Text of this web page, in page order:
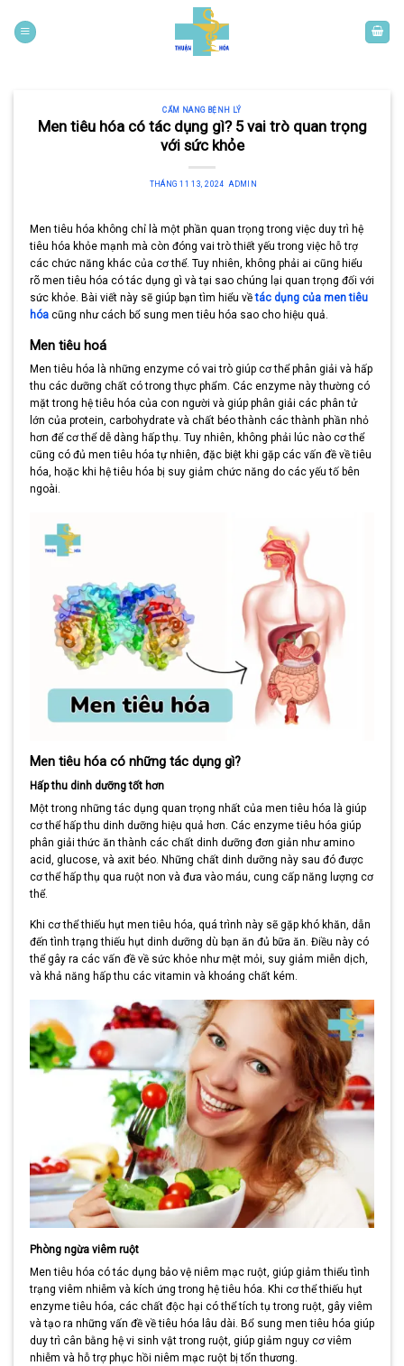
content
CẨM NANG BỆNH LÝ
Men tiêu hóa có tác dụng gì? 5 vai trò quan trọng
với sức khỏe
THÁNG 11 13, 2024 ADMIN
Men tiêu hóa không chỉ là một phần quan trọng trong việc duy trì hệ
tiêu hóa khỏe mạnh mà còn đóng vai trò thiết yếu trong việc hỗ trợ
các chức năng khác của cơ thể. Tuy nhiên, không phải ai cũng hiểu
rõ men tiêu hóa có tác dụng gì và tại sao chúng lại quan trọng đối với
sức khỏe. Bài viết này sẽ giúp bạn tìm hiểu vềtác dụng của men tiêu
hóa cũng như cách bổ sung men tiêu hóa sao cho hiệu quả.
Men tiêu hoá
Men tiêu hóa là những enzyme có vai trò giúp cơ thể phân giải và hấp
thu các dưỡng chất có trong thực phẩm. Các enzyme này thường có
mặt trong hệ tiêu hóa của con người và giúp phân giải các phân tử
lớn của protein, carbohydrate và chất béo thành các thành phần nhỏ
hơn để cơ thể dễ dàng hấp thụ. Tuy nhiên, không phải lúc nào cơ thể
cũng có đủ men tiêu hóa tự nhiên, đặc biệt khi gặp các vấn đề về tiêu
hóa, hoặc khi hệ tiêu hóa bị suy giảm chức năng do các yếu tố bên
ngoài.
Men tiêu hóa có những tác dụng gì?
Hấp thu dinh dưỡng tốt hơn
Một trong những tác dụng quan trọng nhất của men tiêu hóa là giúp
cơ thể hấp thu dinh dưỡng hiệu quả hơn. Các enzyme tiêu hóa giúp
phân giải thức ăn thành các chất dinh dưỡng đơn giản như amino
acid, glucose, và axit béo. Những chất dinh dưỡng này sau đó được
cơ thể hấp thụ qua ruột non và đưa vào máu, cung cấp năng lượng cơ
thể.
Khi cơ thể thiếu hụt men tiêu hóa, quá trình này sẽ gặp khó khăn, dẫn
đến tình trạng thiếu hụt dinh dưỡng dù bạn ăn đủ bữa ăn. Điều này có
thể gây ra các vấn đề về sức khỏe như mệt mỏi, suy giảm miễn dịch,
và khả năng hấp thu các vitamin và khoáng chất kém.
Phòng ngừa viêm ruột
Men tiêu hóa có tác dụng bảo vệ niêm mạc ruột, giúp giảm thiểu tình
trạng viêm nhiễm và kích ứng trong hệ tiêu hóa. Khi cơ thể thiếu hụt
enzyme tiêu hóa, các chất độc hại có thể tích tụ trong ruột, gây viêm
và tạo ra những vấn đề về tiêu hóa lâu dài. Bổ sung men tiêu hóa giúp
duy trì cân bằng hệ vi sinh vật trong ruột, giúp giảm nguy cơ viêm
nhiễm và hỗ trợ phục hồi niêm mạc ruột bị tổn thương.